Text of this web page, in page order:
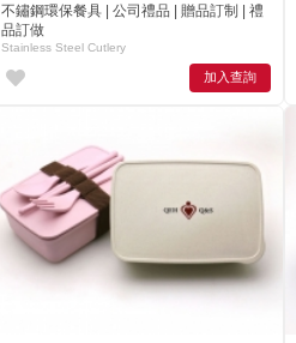
不鏽鋼環保餐具 | 公司禮品 | 贈品訂制 | 禮
品訂做
Stainless Steel Cutlery
加入查詢